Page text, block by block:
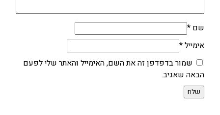
שם *
אימייל*
שמור בדפדפן זה את השם, האימייל והאתר שלי לפעם
הבאה שאגיב.